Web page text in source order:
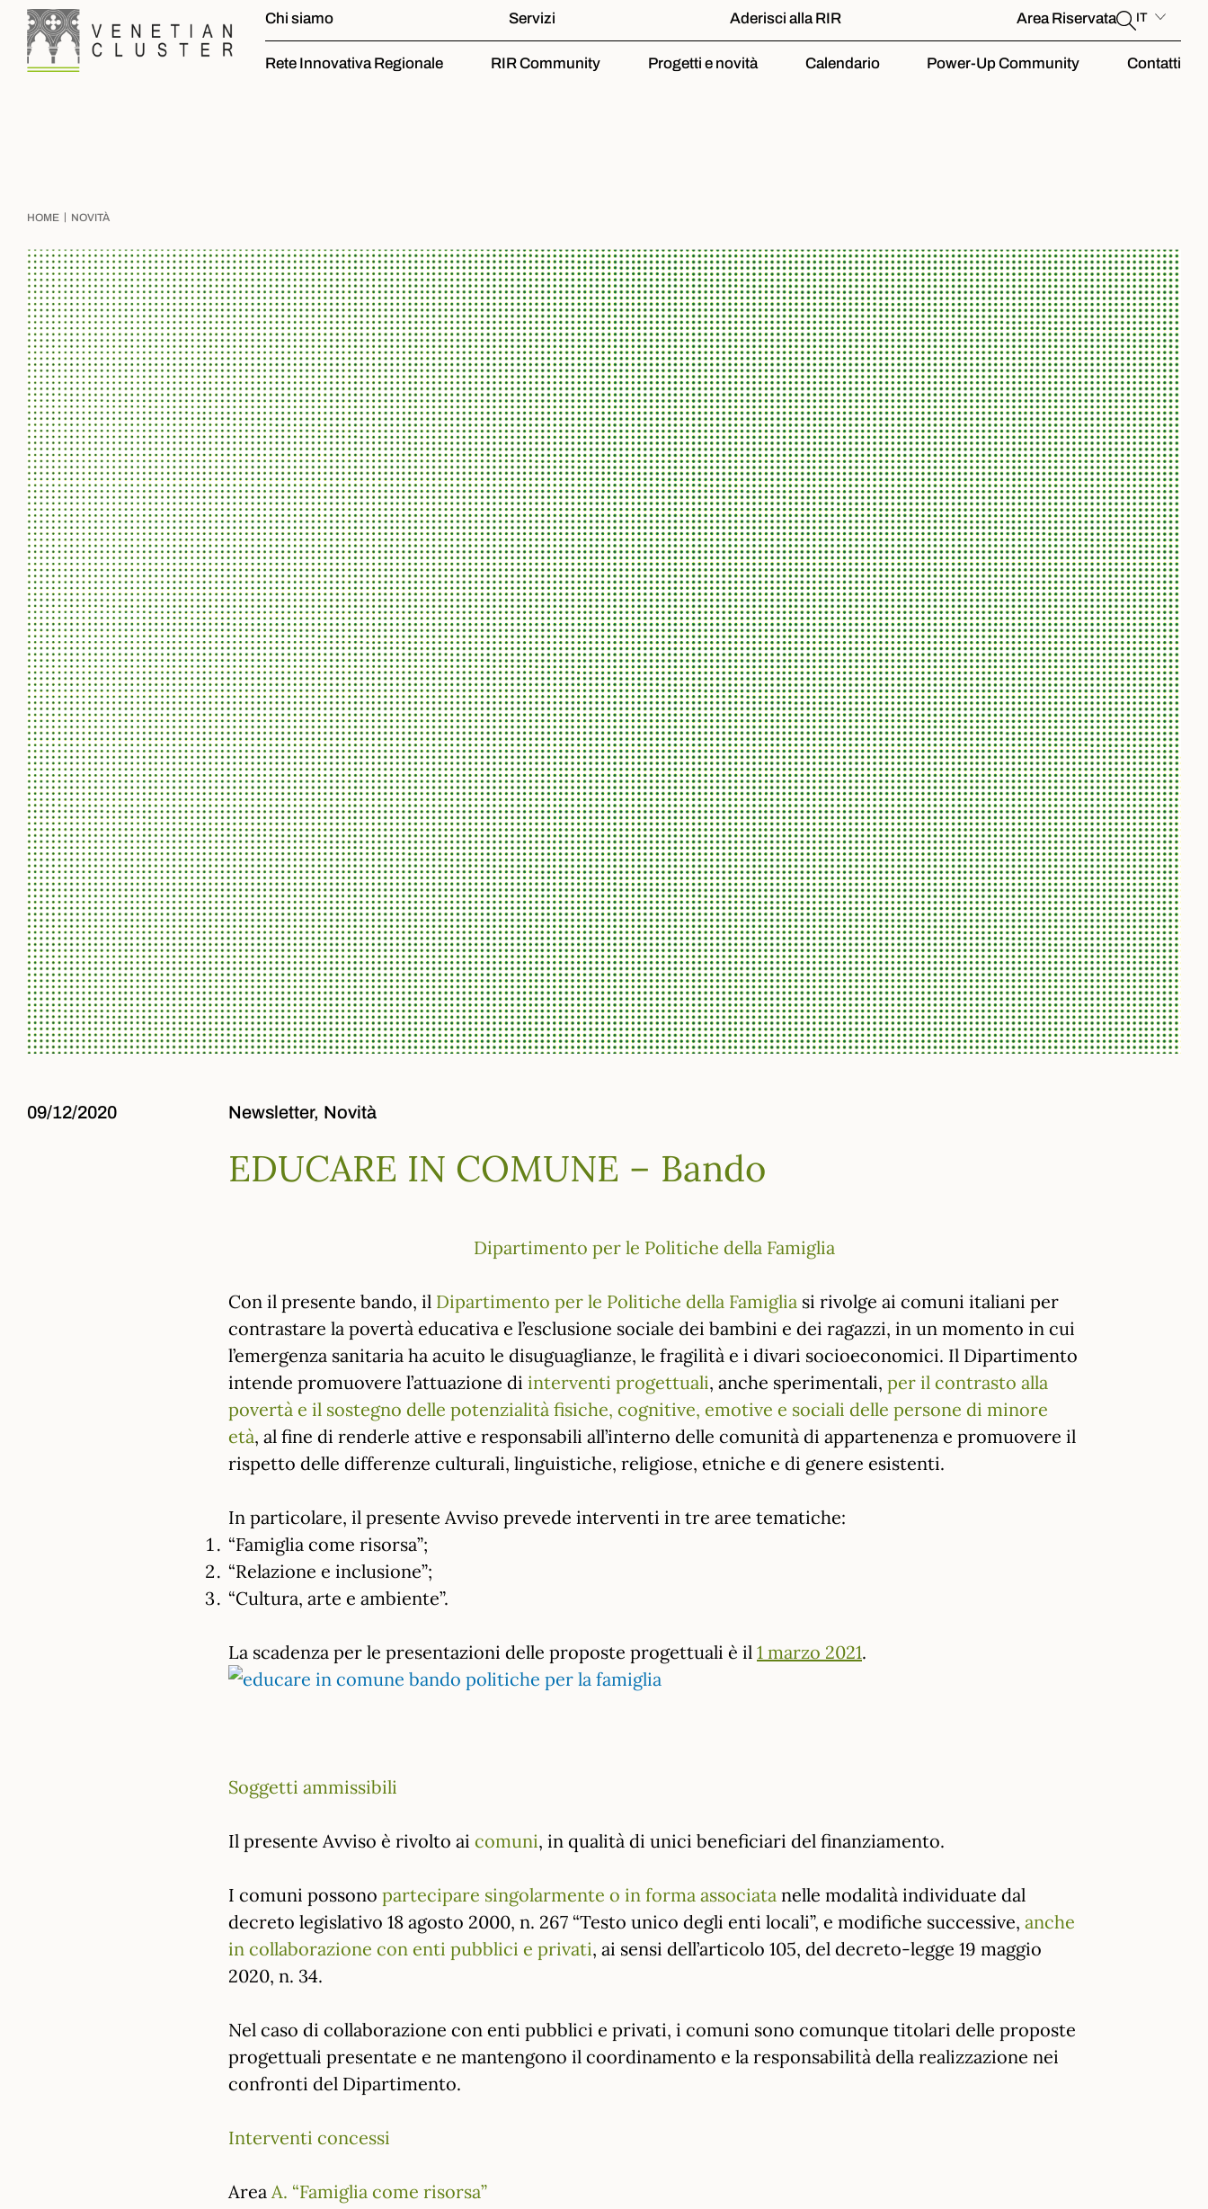
Chi siamo Servizi Aderisci alla RIR Area Riservata IT
Rete Innovativa Regionale RIR Community Progetti e novità Calendario Power-Up Community Contatti
HOME | NOVITÀ
09/12/2020 Newsletter, Novità
EDUCARE IN COMUNE – Bando
Dipartimento per le Politiche della Famiglia
Con il presente bando, il Dipartimento per le Politiche della Famiglia si rivolge ai comuni italiani per
contrastare la povertà educativa e l’esclusione sociale dei bambini e dei ragazzi, in un momento in cui
l’emergenza sanitaria ha acuito le disuguaglianze, le fragilità e i divari socioeconomici. Il Dipartimento
intende promuovere l’attuazione di interventi progettuali, anche sperimentali, per il contrasto alla
povertà e il sostegno delle potenzialità fisiche, cognitive, emotive e sociali delle persone di minore
età, al fine di renderle attive e responsabili all’interno delle comunità di appartenenza e promuovere il
rispetto delle differenze culturali, linguistiche, religiose, etniche e di genere esistenti.
In particolare, il presente Avviso prevede interventi in tre aree tematiche:
“Famiglia come risorsa”;
“Relazione e inclusione”;
“Cultura, arte e ambiente”.
La scadenza per le presentazioni delle proposte progettuali è il 1 marzo 2021.
Soggetti ammissibili
Il presente Avviso è rivolto ai comuni, in qualità di unici beneficiari del finanziamento.
I comuni possono partecipare singolarmente o in forma associata nelle modalità individuate dal
decreto legislativo 18 agosto 2000, n. 267 “Testo unico degli enti locali”, e modifiche successive, anche
in collaborazione con enti pubblici e privati, ai sensi dell’articolo 105, del decreto-legge 19 maggio
2020, n. 34.
Nel caso di collaborazione con enti pubblici e privati, i comuni sono comunque titolari delle proposte
progettuali presentate e ne mantengono il coordinamento e la responsabilità della realizzazione nei
confronti del Dipartimento.
Interventi concessi
Area A. “Famiglia come risorsa”